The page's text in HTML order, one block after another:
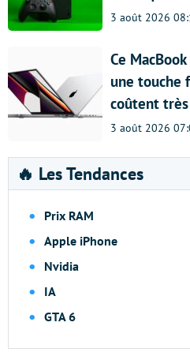
3 août 2026
Ce
une touche
coûtent
3 août 2026
🔥 Les Tendances
Prix RAM
Apple iPhone
Nvidia
IA
GTA 6